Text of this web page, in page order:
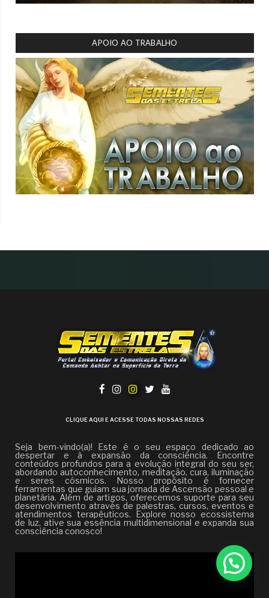
APOIO AO TRABALHO
CLIQUE AQUI E ACESSE TODAS NOSSAS REDES
Seja bem-vindo(a)! Este é o seu espaço dedicado ao
despertar e à expansão da consciência. Encontre
conteúdos profundos para a evolução integral do seu ser,
abordando autoconhecimento, meditação, cura, iluminação
e seres cósmicos. Nosso propósito é fornecer
ferramentas que guiam sua jornada de Ascensão pessoal e
planetária. Além de artigos, oferecemos suporte para seu
desenvolvimento através de palestras, cursos, eventos e
atendimentos terapêuticos. Explore nosso ecossistema
de luz, ative sua essência multidimensional e expanda sua
consciência conosco!